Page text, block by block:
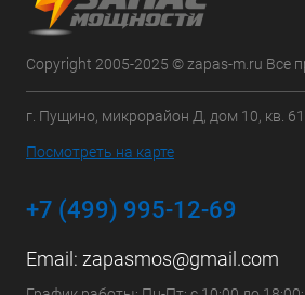
Copyright 2005-2025 © zapas-m.ru Все
г. Пущино, микрорайон Д, дом 10, кв. 61
Посмотреть на карте
+7 (499) 995-12-69
Email: zapasmos@gmail.com